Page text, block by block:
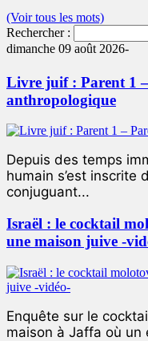
(Voir tous les mots)
Rechercher :
dimanche 09 août 2026-
Livre juif : Parent 1
anthropologique
Depuis des temps
humain s’est inscrite
conjuguant...
Israël : le cocktail
une maison juive -
Enquête sur le
maison à Jaffa où un